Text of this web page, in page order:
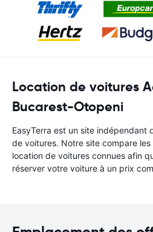
Location de voitures
Bucarest-Otopeni
EasyTerra est un site indépendant
de voitures. Notre site compare
location de voitures connues afin
réserver votre voiture à un prix